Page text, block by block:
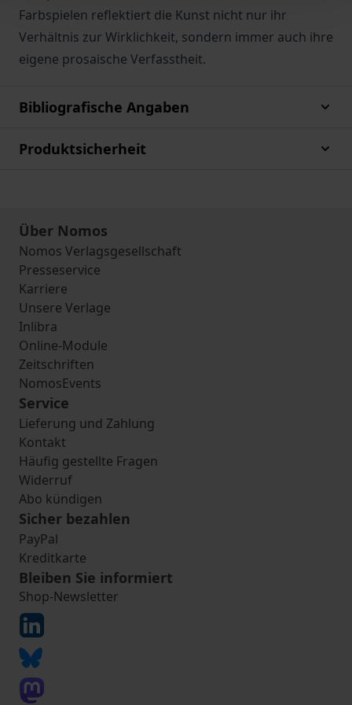
Farbspielen reflektiert die Kunst nicht nur ihr
Verhältnis zur Wirklichkeit, sondern immer auch ihre
eigene prosaische Verfasstheit.
Bibliografische Angaben
Produktsicherheit
Über Nomos
Nomos Verlagsgesellschaft
Presseservice
Karriere
Unsere Verlage
Inlibra
Online-Module
Zeitschriften
NomosEvents
Service
Lieferung und Zahlung
Kontakt
Häufig gestellte Fragen
Widerruf
Abo kündigen
Sicher bezahlen
PayPal
Kreditkarte
Bleiben Sie informiert
Shop-Newsletter